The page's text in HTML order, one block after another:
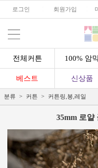
로그인 회원가입
전체커튼 100% 암
베스트 신상품
분류 커튼 커튼링,봉,레일
35mm 로얄